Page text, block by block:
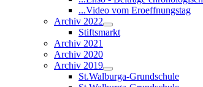
...Video vom Eroeffnungstag
Archiv 2022
Stiftsmarkt
Archiv 2021
Archiv 2020
Archiv 2019
St.Walburga-Grundschule